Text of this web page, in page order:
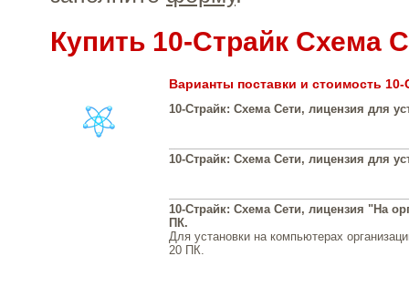
Купить 10-Страйк Схема
Варианты поставки и стоимость
10-Страйк: Схема Сети, лицензия для
10-Страйк: Схема Сети, лицензия для
10-Страйк: Схема Сети, лицензия "На
ПК.
Для установки на компьютерах
20 ПК.